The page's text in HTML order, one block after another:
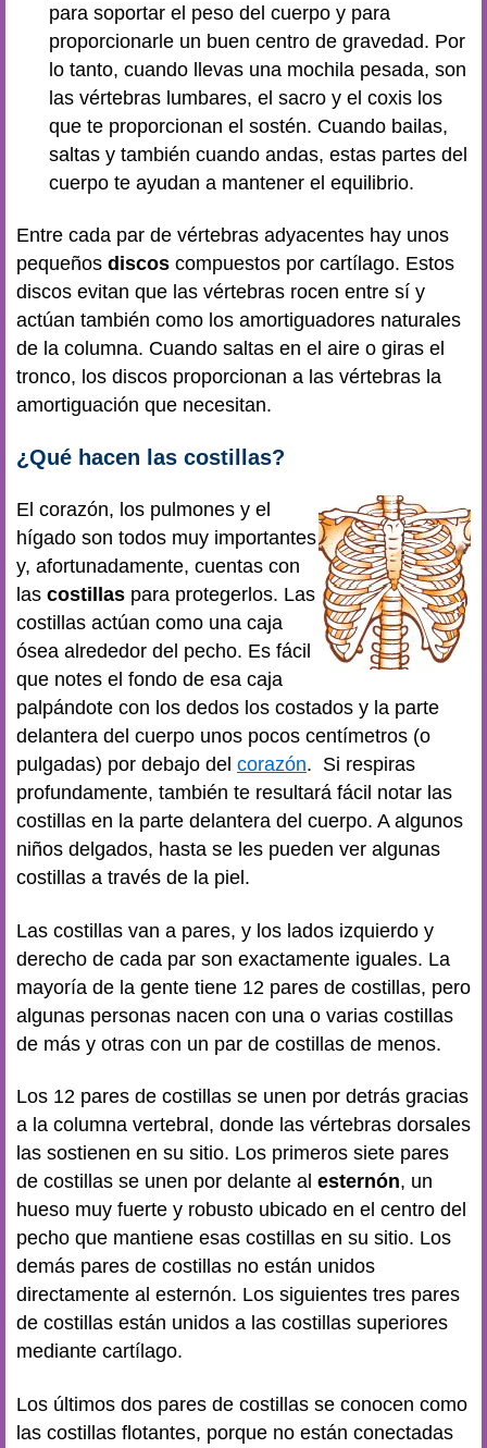
para soportar el peso del cuerpo y para
proporcionarle un buen centro de gravedad. Por
lo tanto, cuando llevas una mochila pesada, son
las vértebras lumbares, el sacro y el coxis los
que te proporcionan el sostén. Cuando bailas,
saltas y también cuando andas, estas partes del
cuerpo te ayudan a mantener el equilibrio.
Entre cada par de vértebras adyacentes hay unos
pequeños discos compuestos por cartílago. Estos
discos evitan que las vértebras rocen entre sí y
actúan también como los amortiguadores naturales
de la columna. Cuando saltas en el aire o giras el
tronco, los discos proporcionan a las vértebras la
amortiguación que necesitan.
¿Qué hacen las costillas?
El corazón, los pulmones y el
hígado son todos muy importantes
y, afortunadamente, cuentas con
las costillas para protegerlos. Las
costillas actúan como una caja
ósea alrededor del pecho. Es fácil
que notes el fondo de esa caja
palpándote con los dedos los costados y la parte
delantera del cuerpo unos pocos centímetros (o
pulgadas) por debajo del corazón. Si respiras
profundamente, también te resultará fácil notar las
costillas en la parte delantera del cuerpo. A algunos
niños delgados, hasta se les pueden ver algunas
costillas a través de la piel.
Las costillas van a pares, y los lados izquierdo y
derecho de cada par son exactamente iguales. La
mayoría de la gente tiene 12 pares de costillas, pero
algunas personas nacen con una o varias costillas
de más y otras con un par de costillas de menos.
Los 12 pares de costillas se unen por detrás gracias
a la columna vertebral, donde las vértebras dorsales
las sostienen en su sitio. Los primeros siete pares
de costillas se unen por delante al esternón, un
hueso muy fuerte y robusto ubicado en el centro del
pecho que mantiene esas costillas en su sitio. Los
demás pares de costillas no están unidos
directamente al esternón. Los siguientes tres pares
de costillas están unidos a las costillas superiores
mediante cartílago.
Los últimos dos pares de costillas se conocen como
las costillas flotantes, porque no están conectadas